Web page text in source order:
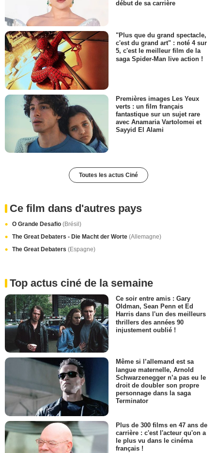
début de sa carrière
"Plus que du grand spectacle,
c'est du grand art" : noté 4 sur
5, c'est le meilleur film de la
saga Spider-Man live action !
Premières images Les Yeux
verts : un film français
fantastique sur un sujet rare
avec Anamaria Vartolomei et
Sayyid El Alami
Toutes les actus Ciné
Ce film dans d'autres pays
O Grande Desafio (Brésil)
The Great Debaters - Die Macht der Worte (Allemagne)
The Great Debaters (Espagne)
Top actus ciné de la semaine
Ce soir entre amis : Gary
Oldman, Sean Penn et Ed
Harris dans l'un des meilleurs
thrillers des années 90
injustement oublié !
Même si l’allemand est sa
langue maternelle, Arnold
Schwarzenegger n’a pas eu le
droit de doubler son propre
personnage dans la saga
Terminator
Plus de 300 films en 47 ans de
carrière : c'est l'acteur qu'on a
le plus vu dans le cinéma
français !